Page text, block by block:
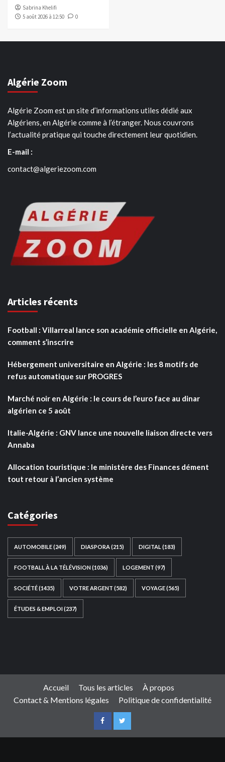
Sabrina Khelifi
5 août 2026 à 12:50
0
Algérie Zoom
Algérie Zoom est un site d’informations utiles dédié aux
Algériens, en Algérie comme à l’étranger. Nous couvrons
l’actualité pratique qui touche directement leur quotidien.
E-mail :
contact@algeriezoom.com
Articles récents
Football : Villarreal lance son académie officielle en Algérie,
comment s’inscrire
Hébergement universitaire en Algérie : les 8 motifs de
refus automatique sur PROGRES
Marché noir en Algérie : le cours de l’euro face au dinar
algérien ce 5 août
Italie-Algérie : GNV lance une nouvelle liaison directe vers
Annaba
Allocation touristique : le ministère des Finances dément
tout retour à l’ancien système
Catégories
AUTOMOBILE(249) DIASPORA (215) DIGITAL (183)
FOOTBALL À LA TÉLÉVISION(1036) LOGEMENT (97)
SOCIÉTÉ(1435) VOTRE ARGENT (582) VOYAGE(565)
ÉTUDES & EMPLOI(237)
Accueil Tous les articles
À propos
Contact & Mentions légales
Politique de confidentialité